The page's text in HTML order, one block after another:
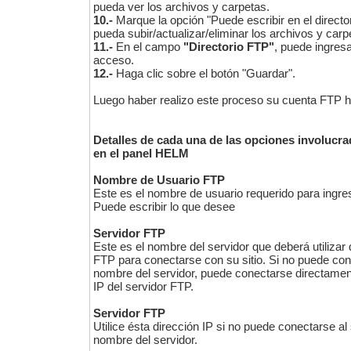
pueda ver los archivos y carpetas.
10.- Marque la opción "Puede escribir en el
pueda subir/actualizar/eliminar los archivos y
11.- En el campo "Directorio FTP", puede
acceso.
12.- Haga clic sobre el botón "Guardar".
Luego haber realizo este proceso su cuenta FTP
Detalles de cada una de las opciones
en el panel HELM
Nombre de Usuario FTP
Este es el nombre de usuario requerido para
Puede escribir lo que desee
Servidor FTP
Este es el nombre del servidor que deberá utilizar
FTP para conectarse con su sitio. Si no puede
nombre del servidor, puede conectarse
IP del servidor FTP.
Servidor FTP
Utilice ésta dirección IP si no puede conectarse
nombre del servidor.